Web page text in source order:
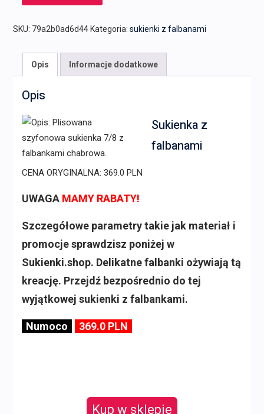
SKU: 79a2b0ad6d44 Kategoria: sukienki z falbanami
Opis Informacje dodatkowe
Opis
Sukienka z
falbanami
CENA ORYGINALNA: 369.0 PLN
UWAGA MAMY RABATY!
Szczegółowe parametry takie jak materiał i
promocje sprawdzisz poniżej w
Sukienki.shop. Delikatne falbanki ożywiają tą
kreację. Przejdź bezpośrednio do tej
wyjątkowej sukienki z falbankami.
Numoco 369.0 PLN
Kup w sklepie